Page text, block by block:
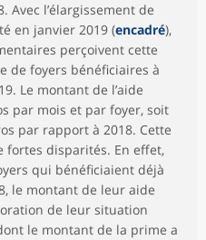
Avec l’élargissement de
en janvier 2019 (encadré),
perçoivent cette
de foyers bénéficiaires à
Le montant de l’aide
par mois et par foyer, soit
par rapport à 2018. Cette
fortes disparités. En effet,
qui bénéficiaient déjà
le montant de leur aide
de leur situation
le montant de la prime a